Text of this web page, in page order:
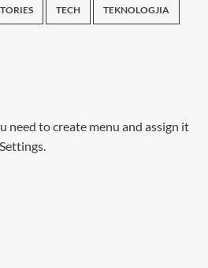
TECH TEKNOLOGJIA
need to create menu and assign it